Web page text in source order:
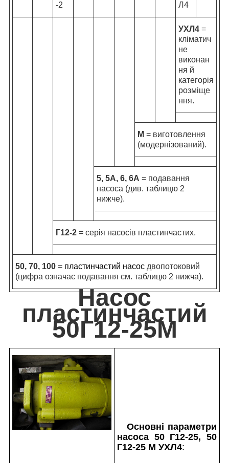
-2
Л4
УХЛ4 =
кліматич
не
виконан
ня й
категорія
розміще
ння.
М = виготовлення
(модернізований).
5, 5А, 6, 6А = подавання
насоса (див. таблицю 2
нижче).
Г12-2 = серія насосів пластинчастих.
50, 70, 100 = пластинчастий насос двопотоковий
(цифра означає подавання см. таблицю 2 нижча).
Насос
пластинчастий
50Г12-25М
Основні параметри
насоса 50 Г12-25, 50
Г12-25 М УХЛ4: